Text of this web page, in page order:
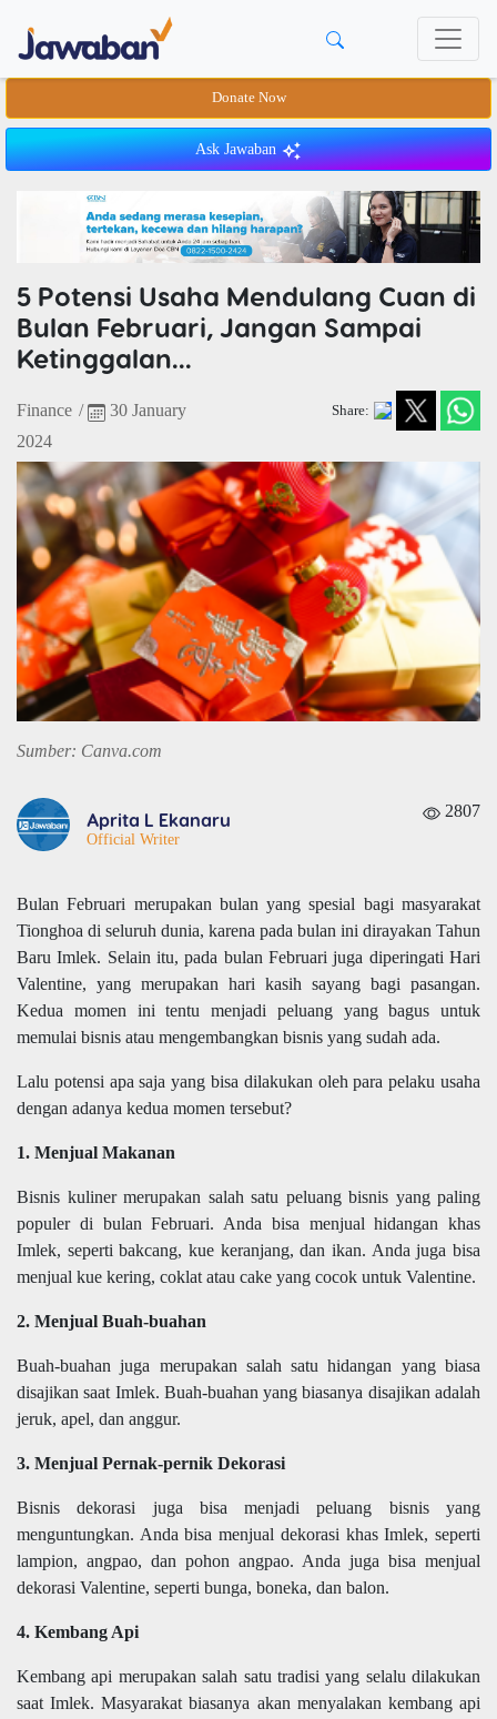
Donate Now
Ask Jawaban
5 Potensi Usaha Mendulang Cuan di
Bulan Februari, Jangan Sampai
Ketinggalan...
Finance /
30 January
2024
Share:
Sumber: Canva.com
Aprita L Ekanaru
Official Writer
2807
Bulan Februari merupakan bulan yang spesial bagi masyarakat
Tionghoa di seluruh dunia, karena pada bulan ini dirayakan Tahun
Baru Imlek. Selain itu, pada bulan Februari juga diperingati Hari
Valentine, yang merupakan hari kasih sayang bagi pasangan.
Kedua momen ini tentu menjadi peluang yang bagus untuk
memulai bisnis atau mengembangkan bisnis yang sudah ada.
Lalu potensi apa saja yang bisa dilakukan oleh para pelaku usaha
dengan adanya kedua momen tersebut?
1. Menjual Makanan
Bisnis kuliner merupakan salah satu peluang bisnis yang paling
populer di bulan Februari. Anda bisa menjual hidangan khas
Imlek, seperti bakcang, kue keranjang, dan ikan. Anda juga bisa
menjual kue kering, coklat atau cake yang cocok untuk Valentine.
2. Menjual Buah-buahan
Buah-buahan juga merupakan salah satu hidangan yang biasa
disajikan saat Imlek. Buah-buahan yang biasanya disajikan adalah
jeruk, apel, dan anggur.
3. Menjual Pernak-pernik Dekorasi
Bisnis dekorasi juga bisa menjadi peluang bisnis yang
menguntungkan. Anda bisa menjual dekorasi khas Imlek, seperti
lampion, angpao, dan pohon angpao. Anda juga bisa menjual
dekorasi Valentine, seperti bunga, boneka, dan balon.
4. Kembang Api
Kembang api merupakan salah satu tradisi yang selalu dilakukan
saat Imlek. Masyarakat biasanya akan menyalakan kembang api